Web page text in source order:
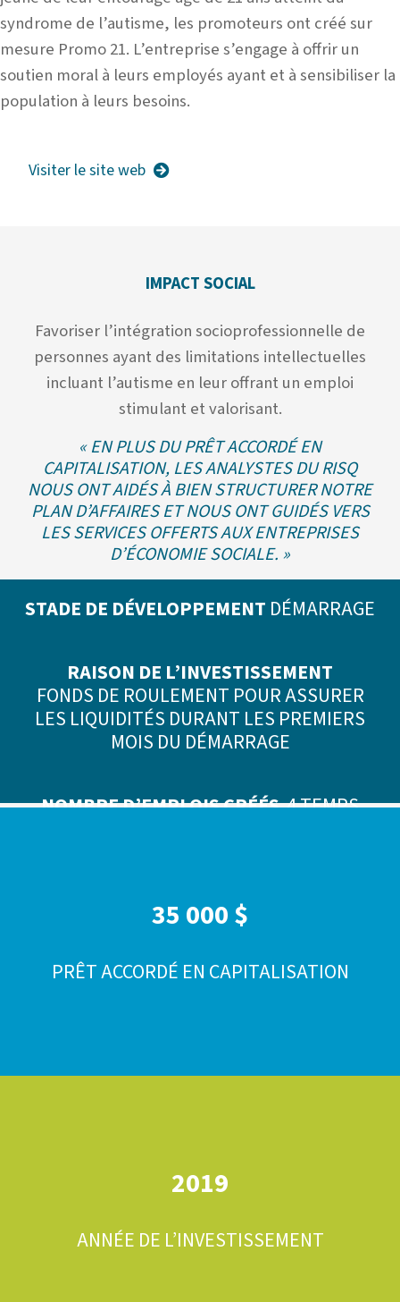
syndrome de l’autisme, les promoteurs ont créé sur
mesure Promo 21. L’entreprises’engage à offrir un
soutien moral à leurs employés ayant et à sensibiliser la
population à leurs besoins.
Visiter le site web
IMPACT SOCIAL
Favoriser l’intégration socioprofessionnelle de
personnes ayant des limitations intellectuelles
incluant l’autisme en leur offrant un emploi
stimulant et valorisant.
« EN PLUS DU PRÊT ACCORDÉ EN
CAPITALISATION, LES ANALYSTES DU RISQ
NOUS ONT AIDÉS À BIEN STRUCTURER NOTRE
PLAN D’AFFAIRES ET NOUS ONT GUIDÉS VERS
LES SERVICES OFFERTS AUX ENTREPRISES
D’ÉCONOMIE SOCIALE. »
STADE DE DÉVELOPPEMENT DÉMARRAGE
RAISON DE L’INVESTISSEMENT
FONDS DE ROULEMENT POUR ASSURER
LES LIQUIDITÉS DURANT LES PREMIERS
MOIS DU DÉMARRAGE
NOMBRE D’EMPLOIS CRÉÉS4 TEMPS
35 000 $
PRÊT ACCORDÉ EN CAPITALISATION
2019
ANNÉE DE L’INVESTISSEMENT